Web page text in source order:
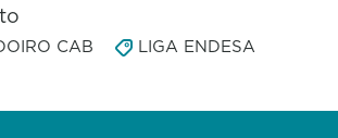
CAB LIGA ENDESA